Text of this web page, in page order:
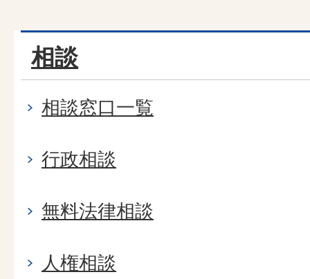
相談
相談窓口一覧
行政相談
無料法律相談
人権相談